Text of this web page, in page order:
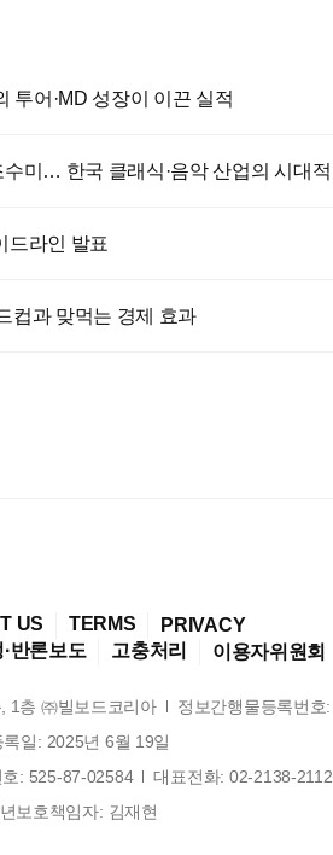
투어·MD 성장이 이끈 실적
수미… 한국 클래식·음악 산업의 시대
드라인 발표
컵과 맞먹는 경제 효과
US TERMS
PRIVACY
·반론보도 고충처리 이용자위원회
1층 ㈜빌보드코리아 정보간행물등록번호:
록일: 2025년 6월 19일
: 525-87-02584 대표전화: 02-2138-2112
보호책임자: 김재현